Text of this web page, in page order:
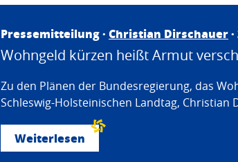
Pressemitteilung · Christian Dirschauer
Wohngeld kürzen heißt Armut
Zu den Plänen der Bundesregierung, das
Schleswig-Holsteinischen Landtag, Christian
Weiterlesen